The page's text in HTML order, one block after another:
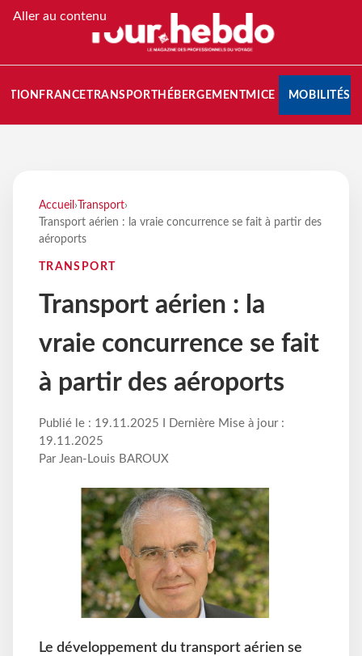
Aller au contenu
FRANCETRANSPORT HÉBERGEMENTMICE MOBILITÉS
Accueil › Transport›
Transport aérien : la vraie concurrence se fait à partir des
aéroports
TRANSPORT
Transport aérien : la
vraie concurrence se fait
à partir des aéroports
Publié le : 19.11.2025 I Dernière Mise à jour :
19.11.2025
Par Jean-Louis BAROUX
Le développement du transport aérien se